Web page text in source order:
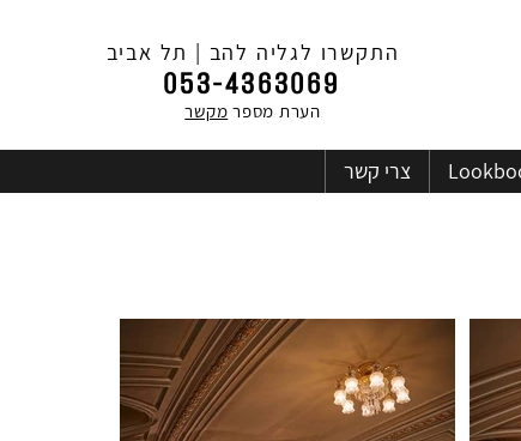
התקשרו לגליה להב | תל אביב
053-4363069
הערת מספר מקשר
צרי קשר